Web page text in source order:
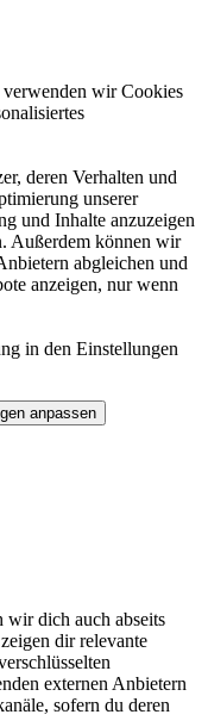
wir Cookies
deren Verhalten und
unserer
und Inhalte anzuzeigen
Außerdem können wir
abgleichen und
anzeigen, nur wenn
in den Einstellungen
anpassen
dich auch abseits
dir relevante
externen Anbietern
sofern du deren